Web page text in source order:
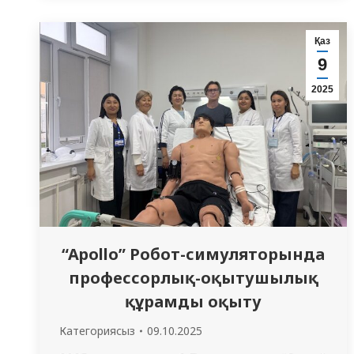
бұл әрбір оқушының қабілеттері мен
қызығушылықтарын ескере отырып,
қоғамның қажеттіліктеріне сәйкес
мамандыққа деген қызығушылықты…
Қаз
9
2025
“Apollo” Робот-симуляторында
профессорлық-оқытушылық
құрамды оқыту
Категориясыз 09.10.2025